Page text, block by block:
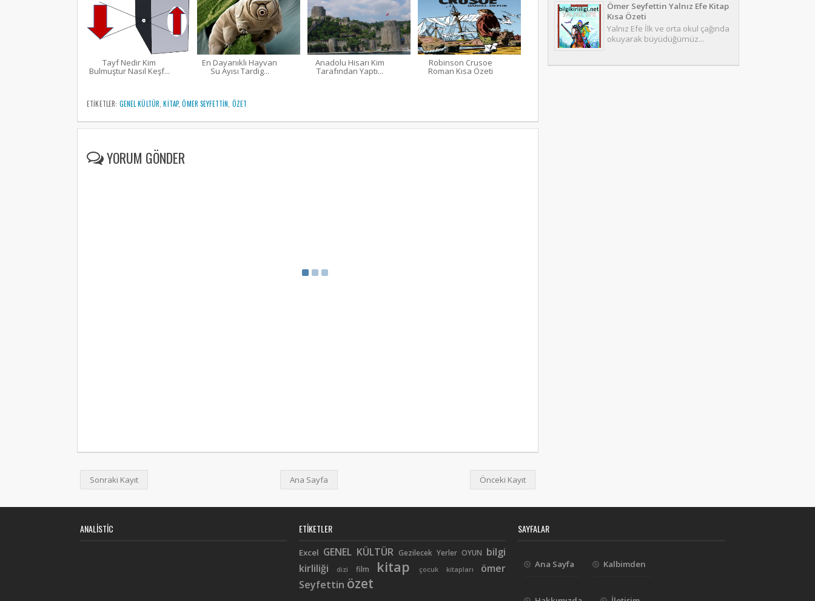
Tayf Nedir Kim
Bulmuştur Nasıl Keşf...
En Dayanıklı Hayvan
Su Ayısı Tardig...
Anadolu Hisarı Kim
Tarafından Yaptı...
Robinson Crusoe
Roman Kısa Özeti
ETIKETLER: GENEL KÜLTÜR ,KITAP,ÖMER SEYFETTIN ÖZET
YORUM GÖNDER
Sonraki Kayıt Önceki Kayıt
Ana Sayfa
Ömer Seyfettin Yalnız Efe Kitap
Kısa Özeti
Yalnız Efe İlk ve orta okul çağında
okuyarak büyüdüğümüz...
ANALISTIC ETIKETLER
Excel GENEL KÜLTÜR Gezilecek Yerler OYUN bilgi
kirliliği
dizi film kitap çocuk kitapları
ömer
Seyfettin özet
SAYFALAR
Ana Sayfa Kalbimden